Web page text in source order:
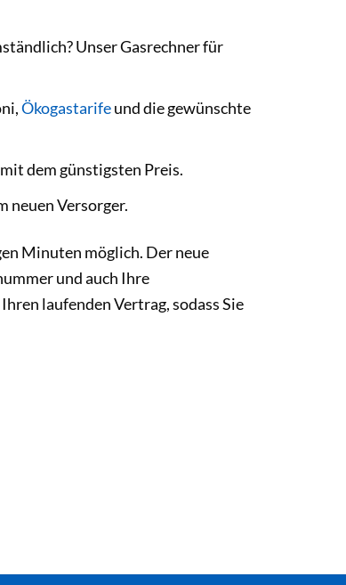
Unser Gasrechner für
Ökogastarifeund die gewünschte
dem günstigsten Preis.
neuen Versorger.
Minuten möglich. Der neue
und auch Ihre
laufenden Vertrag, sodass Sie